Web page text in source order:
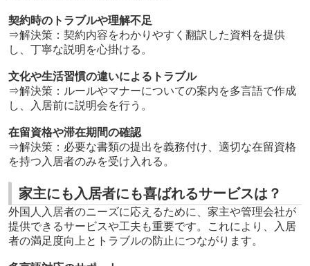
契約時のトラブルや理解不足
⇒解決策：契約内容をわかりやすく翻訳した資料を提供
し、丁寧な説明を心掛ける。
文化や生活習慣の違いによるトラブル
⇒解決策：ルールやマナーについての案内を多言語で作成
し、入居前に説明会を行う。
在留資格や滞在期間の確認
⇒解決策：必要な書類の提出を義務付け、適切な在留資格
を持つ入居者のみを受け入れる。
家主にも入居者にも喜ばれるサービスは？
外国人入居者のニーズに応えるために、家主や管理会社が
提供できるサービスや工夫も重要です。これにより、入居
者の満足度向上とトラブルの防止につながります。